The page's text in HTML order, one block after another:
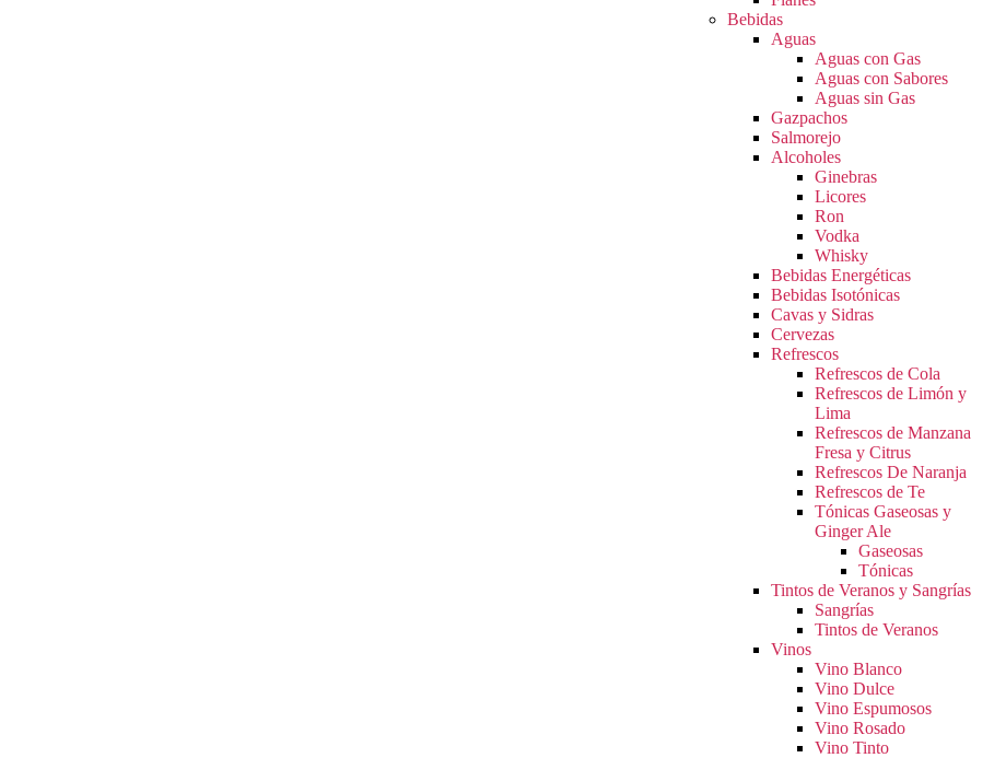
Bebidas
Aguas
Aguas con Gas
Aguas con Sabores
Aguas sin Gas
Gazpachos
Salmorejo
Alcoholes
Ginebras
Licores
Ron
Vodka
Whisky
Bebidas Energéticas
Bebidas Isotónicas
Cavas y Sidras
Cervezas
Refrescos
Refrescos de Cola
Refrescos de Limón y
Lima
Refrescos de Manzana
Fresa y Citrus
Refrescos De Naranja
Refrescos de Te
Tónicas Gaseosas y
Ginger Ale
Gaseosas
Tónicas
Tintos de Veranos y Sangrías
Sangrías
Tintos de Veranos
Vinos
Vino Blanco
Vino Dulce
Vino Espumosos
Vino Rosado
Vino Tinto